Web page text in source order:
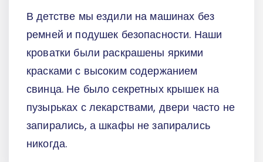
В детстве мы ездили на машинах без
ремней и подушек безопасности. Наши
кроватки были раскрашены яркими
красками с высоким содержанием
свинца. Не было секретных крышек на
пузырьках с лекарствами, двери часто не
запирались, а шкафы не запирались
никогда.